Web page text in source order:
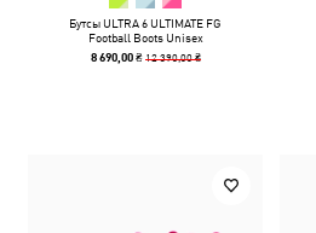
Бутсы ULTRA 6 ULTIMATE FG
Football Boots Unisex
8 690,00 ₴ 12 390,00 ₴